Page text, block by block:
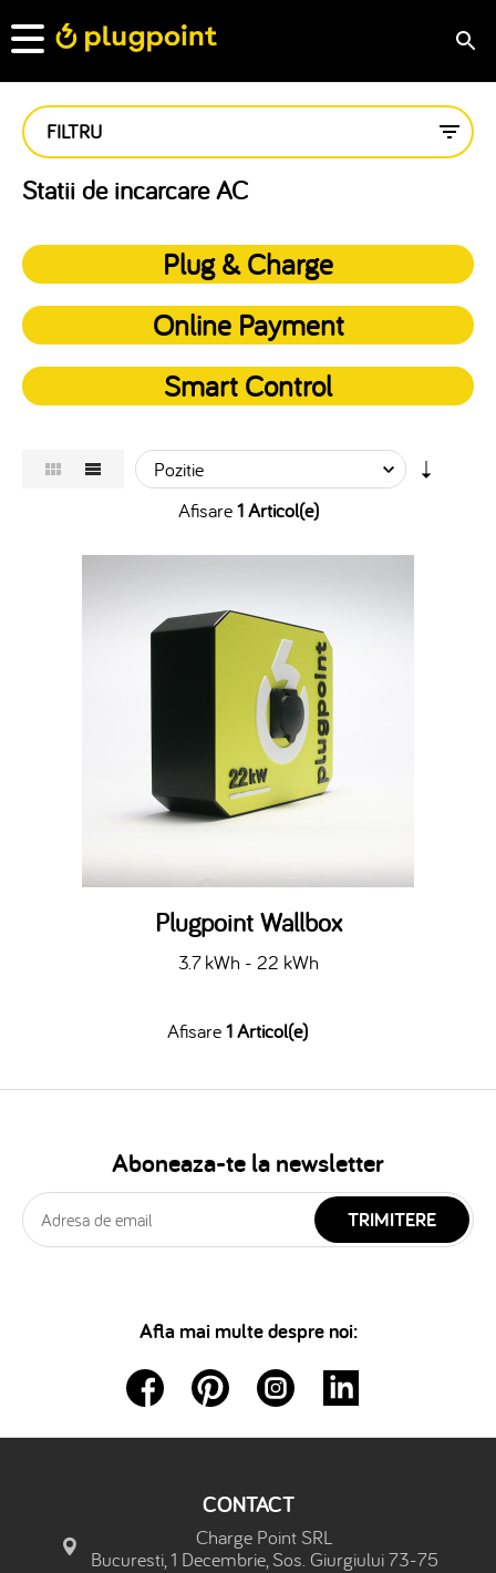
FILTRU
Statii de incarcare AC
Plug & Charge
Online Payment
Smart Control
Afisare1 Articol(e)
Plugpoint Wallbox
3.7 kWh - 22 kWh
Afisare1 Articol(e)
Aboneaza-te la newsletter
TRIMITERE
Afla mai multe despre noi:
CONTACT
Charge Point SRL
Bucuresti, 1 Decembrie, Sos. Giurgiului 73-75